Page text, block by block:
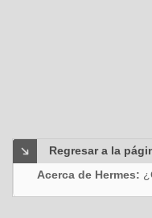
Regresar a la
Acerca de Hermes: